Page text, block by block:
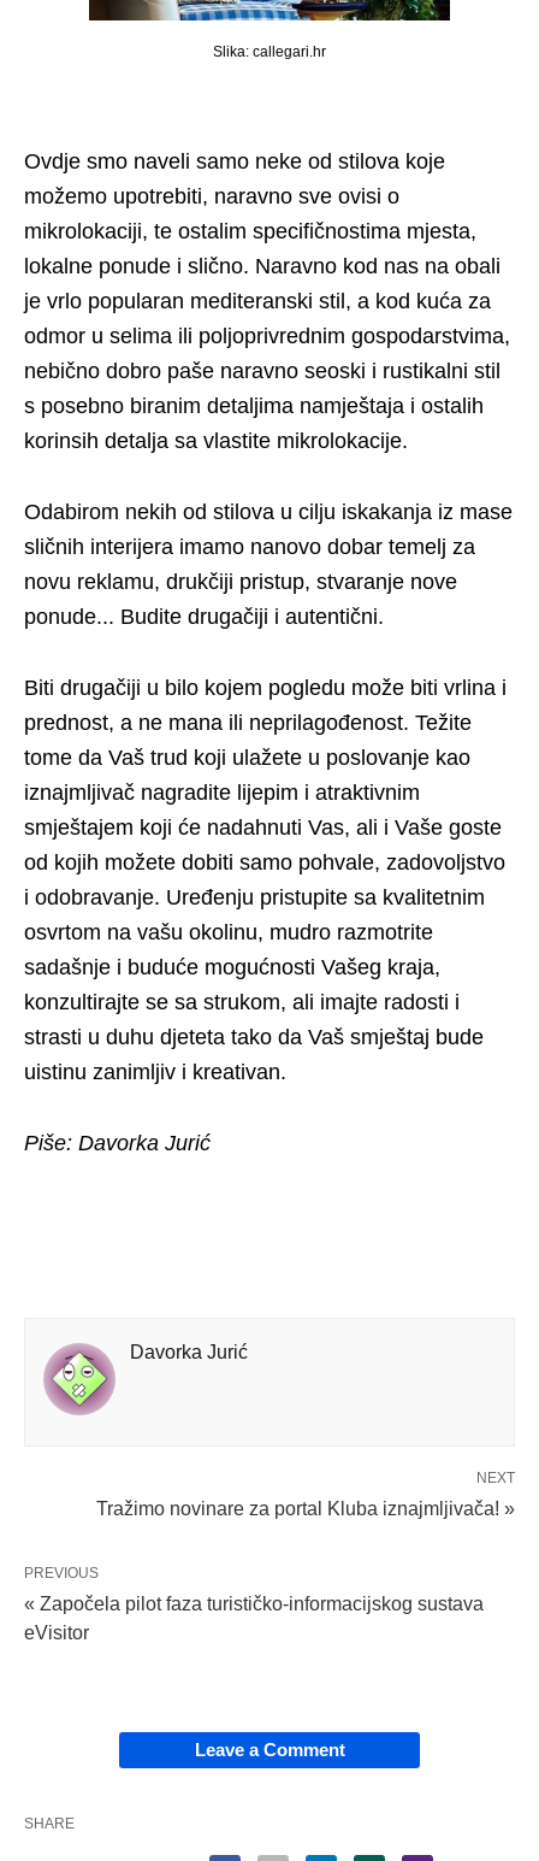
Slika: callegari.hr
Ovdje smo naveli samo neke od stilova koje
možemo upotrebiti, naravno sve ovisi o
mikrolokaciji, te ostalim specifičnostima mjesta,
lokalne ponude i slično. Naravno kod nas na obali
je vrlo popularan mediteranski stil, a kod kuća za
odmor u selima ili poljoprivrednim gospodarstvima,
nebično dobro paše naravno seoski i rustikalni stil
s posebno biranim detaljima namještaja i ostalih
korinsih detalja sa vlastite mikrolokacije.
Odabirom nekih od stilova u cilju iskakanja iz mase
sličnih interijera imamo nanovo dobar temelj za
novu reklamu, drukčiji pristup, stvaranje nove
ponude... Budite drugačiji i autentični.
Biti drugačiji u bilo kojem pogledu može biti vrlina i
prednost, a ne mana ili neprilagođenost. Težite
tome da Vaš trud koji ulažete u poslovanje kao
iznajmljivač nagradite lijepim i atraktivnim
smještajem koji će nadahnuti Vas, ali i Vaše goste
od kojih možete dobiti samo pohvale, zadovoljstvo
i odobravanje. Uređenju pristupite sa kvalitetnim
osvrtom na vašu okolinu, mudro razmotrite
sadašnje i buduće mogućnosti Vašeg kraja,
konzultirajte se sa strukom, ali imajte radosti i
strasti u duhu djeteta tako da Vaš smještaj bude
uistinu zanimljiv i kreativan.
Piše: Davorka Jurić
Davorka Jurić
NEXT
Tražimo novinare za portal Kluba iznajmljivača! »
PREVIOUS
« Započela pilot faza turističko-informacijskog sustava
eVisitor
Leave a Comment
SHARE